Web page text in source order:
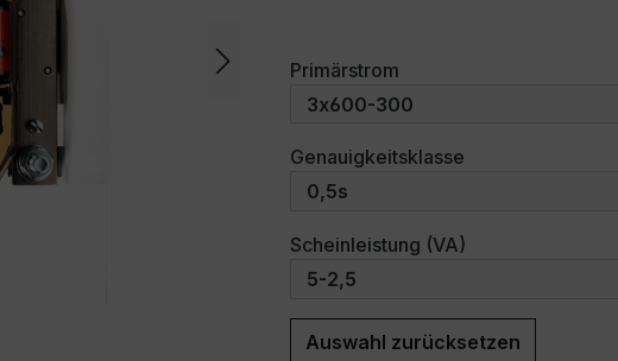
Primärstrom
Genauigkeitsklasse
Scheinleistung (VA)
Auswahl zurücksetzen